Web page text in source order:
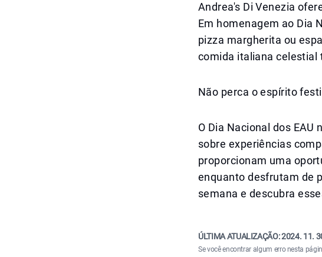
Andrea's Di Venezia
Em homenagem ao Dia
pizza margherita ou
comida italiana celestial
Não perca o espírito
O Dia Nacional dos
sobre experiências
proporcionam uma
enquanto desfrutam de
semana e descubra
ÚLTIMA ATUALIZAÇÃO:2024. 11.
Se você encontrar algum erro nesta